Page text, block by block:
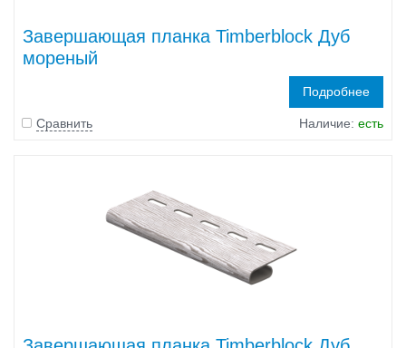
Завершающая планка Timberblock Дуб
мореный
Подробнее
Сравнить Наличие: есть